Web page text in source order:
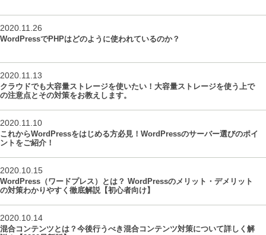
2020.11.26
WordPressでPHPはどのように使われているのか？
2020.11.13
クラウドでも大容量ストレージを使いたい！大容量ストレージを使う上で
の注意点とその対策をお教えします。
2020.11.10
これからWordPressをはじめる方必見！WordPressのサーバー選びのポイ
ントをご紹介！
2020.10.15
WordPress（ワードプレス）とは？ WordPressのメリット・デメリット
の対策わかりやすく徹底解説【初心者向け】
2020.10.14
混合コンテンツとは？今後行うべき混合コンテンツ対策について詳しく解